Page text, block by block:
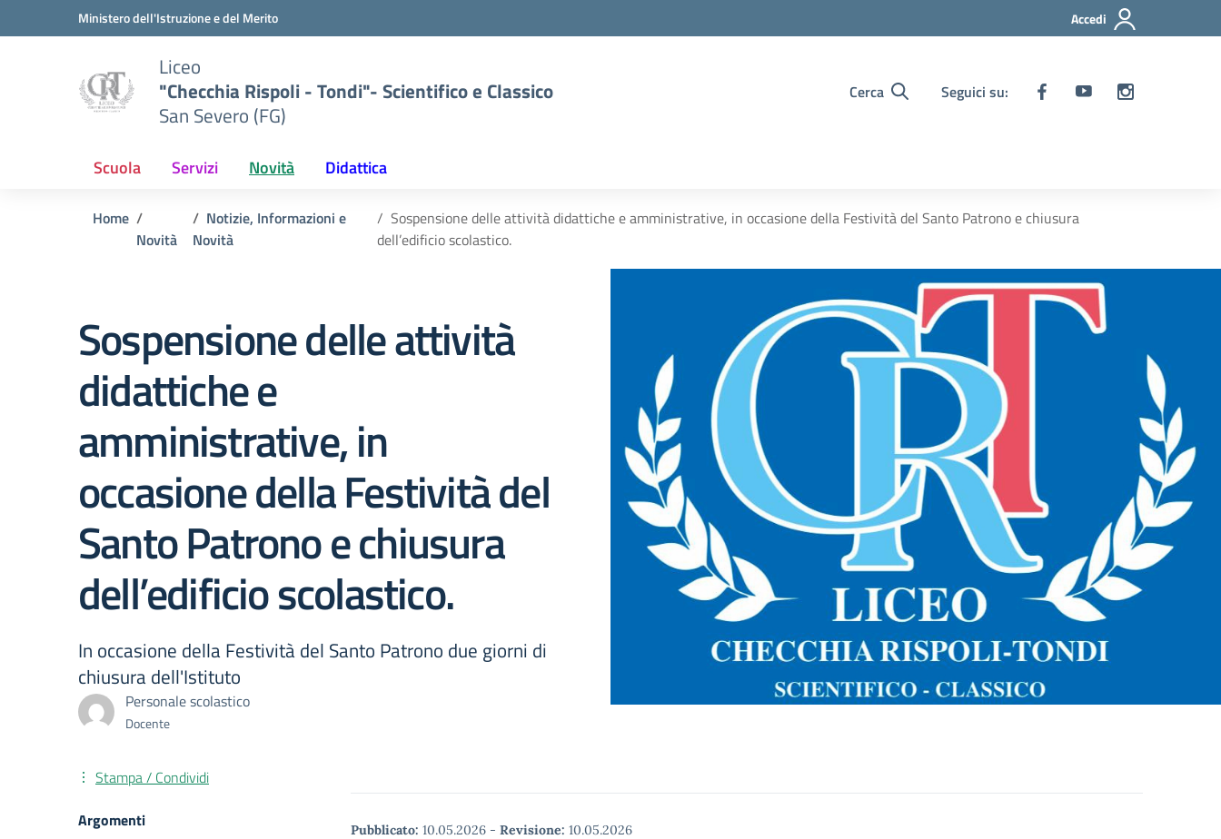
Vai ai contenuti
Vai al menu di navigazioneMinistero dell'Istruzione e del Merito Accedi
Liceo
"Checchia Rispoli - Tondi"- Scientifico e Classico
San Severo (FG)
Cerca Seguici su:
Scuola Servizi Novità Didattica
Home
Novità
Notizie, Informazioni e
Novità
Sospensione delle attività didattiche e amministrative, in occasione della Festività del Santo Patrono e chiusura
dell’edificio scolastico.
Sospensione delle attività
didattiche e
amministrative, in
occasione della Festività del
Santo Patrono e chiusura
dell’edificio scolastico.
In occasione della Festività del Santo Patrono due giorni di
chiusura dell'Istituto
Personale scolastico
Docente
Pubblicato: 10.05.2026 - Revisione: 10.05.2026
Stampa / Condividi
Argomenti